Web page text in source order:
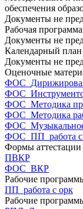
обеспечения
Документы не
Рабочая
Документы не
Календарный план
Документы не
Оценочные
ФОС_Методика
ФОС_Методика
ФОС_Музыкальное
ФОС_ПП_работа с
Формы аттестации
ПВКР
ФОС_ВКР
Рабочие
ПП_работа с орк
Рабочие